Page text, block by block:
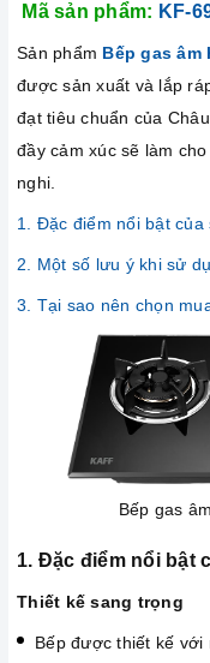
Mã sản phẩm: KF-
Sản phẩm Bếp gas âm
được sản xuất và lắp
đạt tiêu chuẩn của
đầy cảm xúc sẽ làm
nghi.
1. Đặc điểm nổi bật của
2. Một số lưu ý khi sử
3. Tại sao nên chọn
Bếp gas
1. Đặc điểm nổi bật
Thiết kế sang trọng
Bếp được thiết kế với